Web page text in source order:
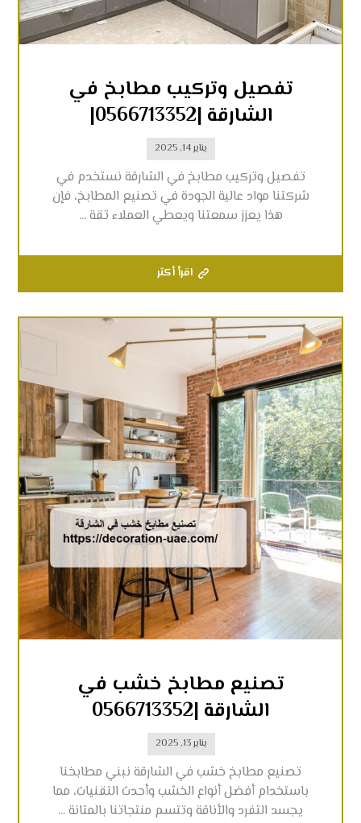
تفصيل وتركيب مطابخ في
الشارقة |0566713352|
يناير 14, 2025
تفصيل وتركيب مطابخ في الشارقة نستخدم في
شركتنا مواد عالية الجودة في تصنيع المطابخ، فإن
هذا يعزز سمعتنا ويعطي العملاء ثقة ...
اقرأ أكثر
تصنيع مطابخ خشب في
الشارقة |0566713352
يناير 13, 2025
تصنيع مطابخ خشب في الشارقة نبني مطابخنا
باستخدام أفضل أنواع الخشب وأحدث التقنيات، مما
يجسد التفرد والأناقة وتتسم منتجاتنا بالمتانة ...